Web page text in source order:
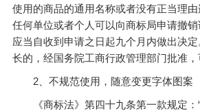
使用的商品的通用名称或者没有正当理由
任何单位或者个人可以向商标局申请撤
应当自收到申请之日起九个月内做出决
长的，经国务院工商行政管理部门批准
2、不规范使用，随意变更字体图案
《商标法》第四十九条第一款规定